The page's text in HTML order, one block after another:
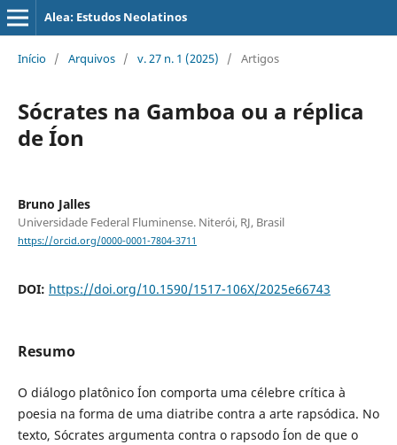
Alea: Estudos Neolatinos
Início / Arquivos / v. 27 n. 1 (2025) / Artigos
Sócrates na Gamboa ou a réplica
de Íon
Bruno Jalles
Universidade Federal Fluminense. Niterói, RJ, Brasil
https://orcid.org/0000-0001-7804-3711
DOI: https://doi.org/10.1590/1517-106X/2025e66743
Resumo
O diálogo platônico Íon comporta uma célebre crítica à
poesia na forma de uma diatribe contra a arte rapsódica. No
texto, Sócrates argumenta contra o rapsodo Íon de que o